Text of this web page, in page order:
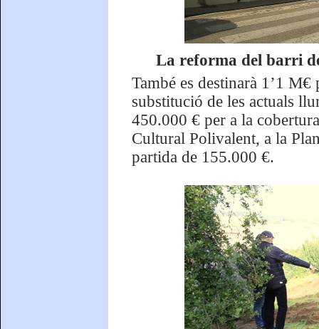
La reforma del barri
També es destinarà 1’1
substitució de les actuals
450.000 € per a la
Cultural Polivalent, a la
partida de 155.000 €.